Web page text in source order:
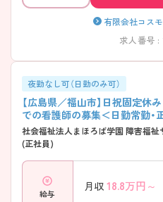
有限会社コス
求人番号 :
夜勤なし可（日勤のみ可）
【広島県／福山市】日祝固定
での看護師の募集＜日勤常勤・
社会福祉法人まほろば学園 障害福
(正社員)
給与
月収 18.8万円～